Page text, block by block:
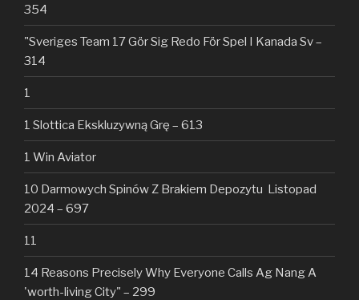
354
"Sveriges Team 17 Gör Sig Redo För Spel I Kanada Sv –
314
1
1 Slottica Ekskluzywną Grę – 613
1 Win Aviator
10 Darmowych Spinów Z Brakiem Depozytu ️ Listopad
2024 – 697
11
14 Reasons Precisely Why Everyone Calls Ag Nang A
'worth-living City" – 299